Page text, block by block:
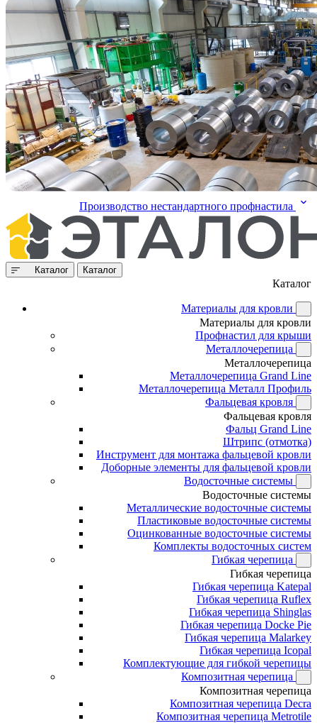
Производство нестандартного профнастила
Каталог Каталог
Каталог
Материалы для кровли
Материалы для кровли
Профнастил для крыши
Металлочерепица
Металлочерепица
Металлочерепица Grand Line
Металлочерепица Металл Профиль
Фальцевая кровля
Фальцевая кровля
Фальц Grand Line
Штрипс (отмотка)
Инструмент для монтажа фальцевой кровли
Доборные элементы для фальцевой кровли
Водосточные системы
Водосточные системы
Металлические водосточные системы
Пластиковые водосточные системы
Оцинкованные водосточные системы
Комплекты водосточных систем
Гибкая черепица
Гибкая черепица
Гибкая черепица Katepal
Гибкая черепица Ruflex
Гибкая черепица Shinglas
Гибкая черепица Docke Pie
Гибкая черепица Malarkey
Гибкая черепица Icopal
Комплектующие для гибкой черепицы
Композитная черепица
Композитная черепица
Композитная черепица Decra
Композитная черепица Metrotile